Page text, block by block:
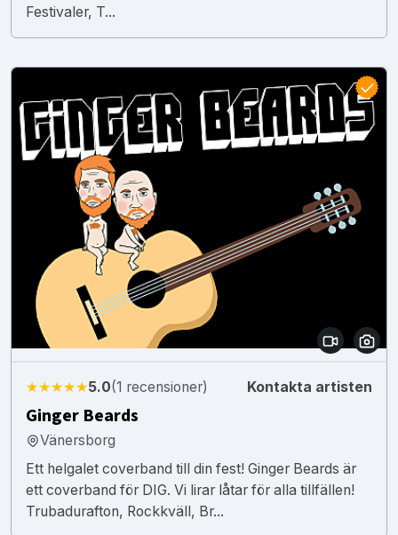
Festivaler, T...
★★★★★5.0(1 recensioner) Kontakta artisten
Ginger Beards
Vänersborg
Ett helgalet coverband till din fest! Ginger Beards är
ett coverband för DIG. Vi lirar låtar för alla tillfällen!
Trubadurafton, Rockkväll, Br...